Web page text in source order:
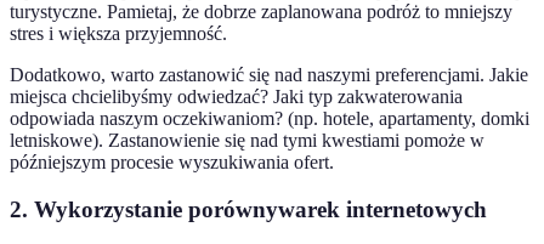
turystyczne. Pamietaj, że dobrze zaplanowana podróż to mniejszy
stres i większa przyjemność.
Dodatkowo, warto zastanowić się nad naszymi preferencjami. Jakie
miejsca chcielibyśmy odwiedzać? Jaki typ zakwaterowania
odpowiada naszym oczekiwaniom? (np. hotele, apartamenty, domki
letniskowe). Zastanowienie się nad tymi kwestiami pomoże w
późniejszym procesie wyszukiwania ofert.
2. Wykorzystanie porównywarek internetowych